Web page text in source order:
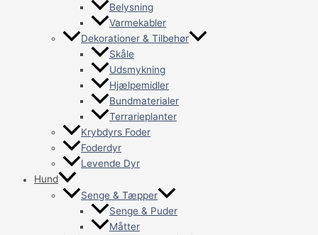
Belysning
Varmekabler
Dekorationer & Tilbehør
Skåle
Udsmykning
Hjælpemidler
Bundmaterialer
Terrarieplanter
Krybdyrs Foder
Foderdyr
Levende Dyr
Hund
Senge & Tæpper
Senge & Puder
Måtter